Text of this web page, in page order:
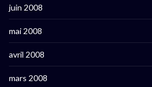
juin 2008
mai 2008
avril 2008
mars 2008